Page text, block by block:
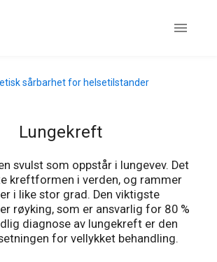
sårbarhet for helsetilstander
Lungekreft
svulst som oppstår i lungevev. Det
kreftformen i verden, og rammer
i like stor grad. Den viktigste
røyking, som er ansvarlig for 80 %
diagnose av lungekreft er den
for vellykket behandling.